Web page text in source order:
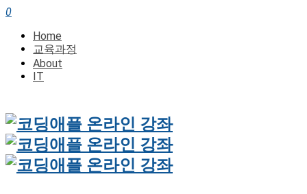
0
Home
교육과정
About
IT